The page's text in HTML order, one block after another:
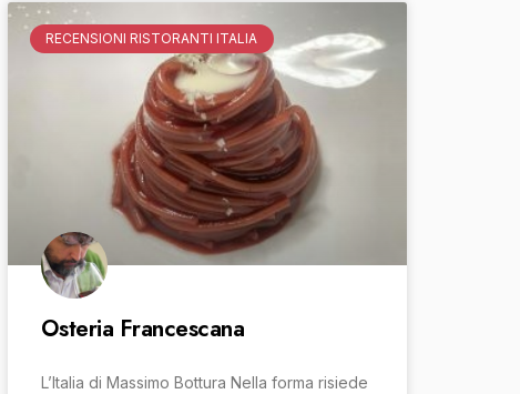
RECENSIONI RISTORANTI ITALIA
Osteria Francescana
L’Italia di Massimo Bottura Nella forma risiede